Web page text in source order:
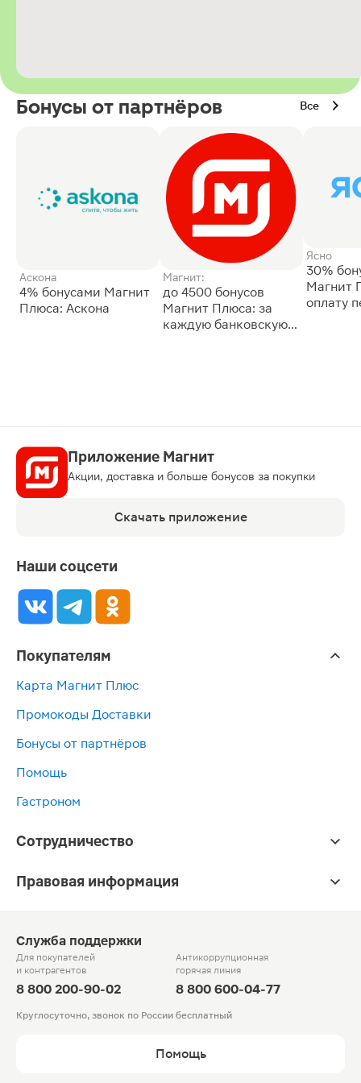
Бонусы от партнёров Все
Аскона
4% бонусами Магнит
Плюса: Аскона
Магнит:
до 4500 бонусов
Магнит Плюса: за
каждую банковскую
Ясно
30%
Магнит
оплату
Приложение Магнит
Акции, доставка и больше бонусов за покупки
Скачать приложение
Наши соцсети
Покупателям
Карта Магнит Плюс
Промокоды Доставки
Бонусы от партнёров
Помощь
Гастроном
Сотрудничество
Правовая информация
Служба поддержки
Для покупателей
и контрагентов
8 800 200-90-02
Антикоррупционная
горячая линия
8 800 600-04-77
Круглосуточно, звонок по России бесплатный
Помощь